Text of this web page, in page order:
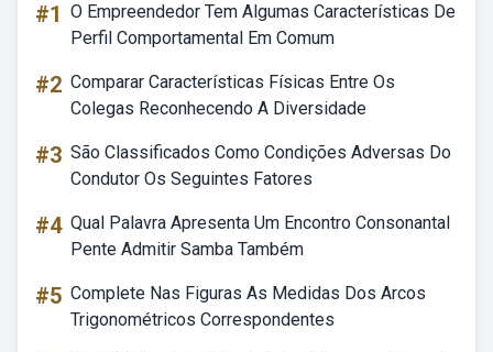
#1 O Empreendedor Tem Algumas Características De
Perfil Comportamental Em Comum
#2 Comparar Características Físicas Entre Os
Colegas Reconhecendo A Diversidade
#3 São Classificados Como Condições Adversas Do
Condutor Os Seguintes Fatores
#4 Qual Palavra Apresenta Um Encontro Consonantal
Pente Admitir Samba Também
#5 Complete Nas Figuras As Medidas Dos Arcos
Trigonométricos Correspondentes